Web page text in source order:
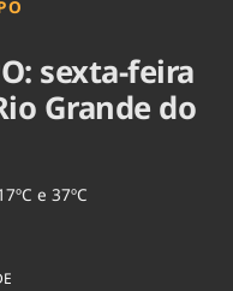
sexta-feira
Grande do
e 37ºC